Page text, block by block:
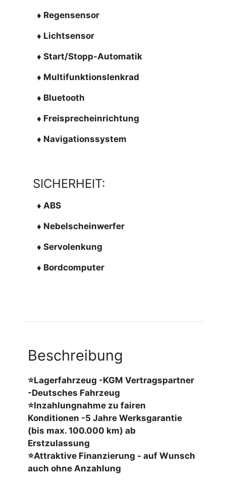
♦ Regensensor
♦ Lichtsensor
♦ Start/Stopp-Automatik
♦ Multifunktionslenkrad
♦ Bluetooth
♦ Freisprecheinrichtung
♦ Navigationssystem
SICHERHEIT:
♦ ABS
♦ Nebelscheinwerfer
♦ Servolenkung
♦ Bordcomputer
Beschreibung
⭐Lagerfahrzeug -KGM Vertragspartner
-Deutsches Fahrzeug
⭐Inzahlungnahme zu fairen
Konditionen -5 Jahre Werksgarantie
(bis max. 100.000 km) ab
Erstzulassung
⭐Attraktive Finanzierung - auf Wunsch
auch ohne Anzahlung